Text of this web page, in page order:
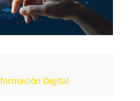
Digital